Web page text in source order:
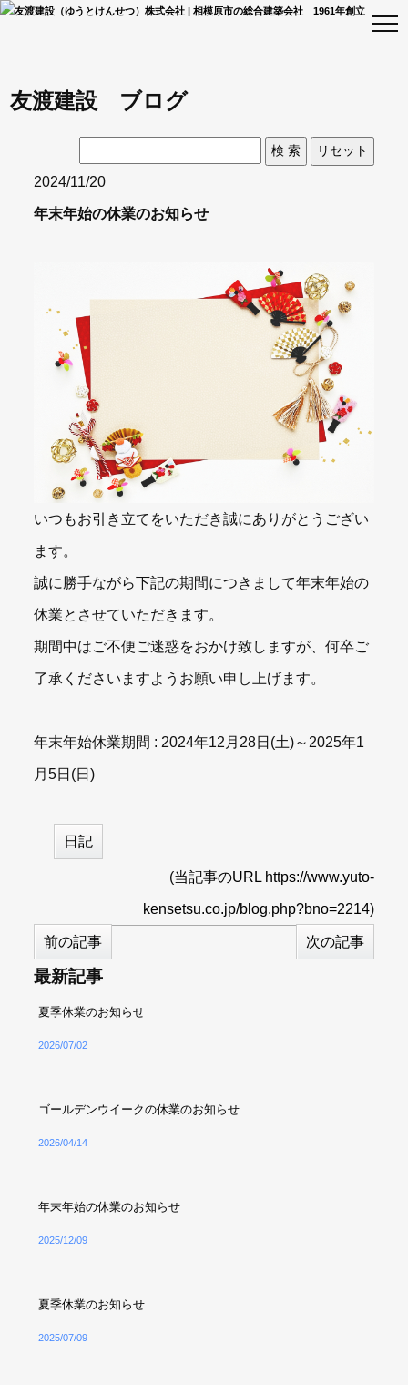
友渡建設 ブログ
2024/11/20
年末年始の休業のお知らせ
いつもお引き立てをいただき誠にありがとうござい
ます。
誠に勝手ながら下記の期間につきまして年末年始の
休業とさせていただきます。
期間中はご不便ご迷惑をおかけ致しますが、何卒ご
了承くださいますようお願い申し上げます。
年末年始休業期間 : 2024年12月28日(土)～2025年1
月5日(日)
日記
(当記事のURL https://www.yuto-
kensetsu.co.jp/blog.php?bno=2214)
前の記事 次の記事
最新記事
夏季休業のお知らせ
2026/07/02
ゴールデンウイークの休業のお知らせ
2026/04/14
年末年始の休業のお知らせ
2025/12/09
夏季休業のお知らせ
2025/07/09